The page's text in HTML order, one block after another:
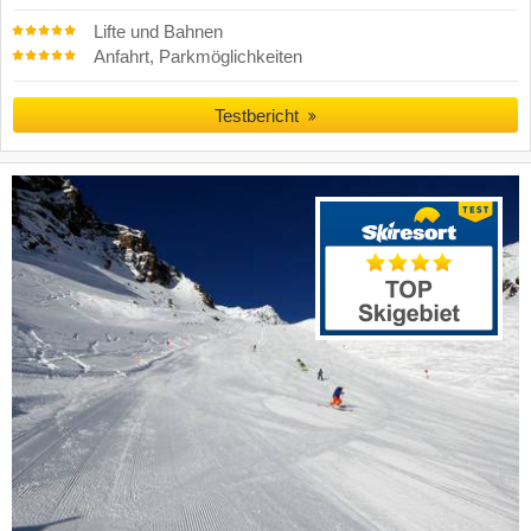
Lifte und Bahnen
Anfahrt, Parkmöglichkeiten
Testbericht